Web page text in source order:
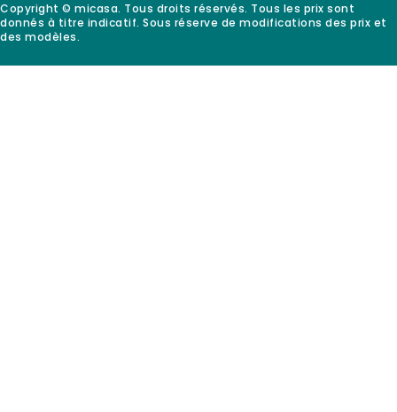
Copyright © micasa. Tous droits réservés. Tous les prix sont
donnés à titre indicatif. Sous réserve de modifications des prix et
des modèles.